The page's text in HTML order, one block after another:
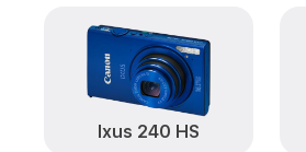
Ixus 240 HS